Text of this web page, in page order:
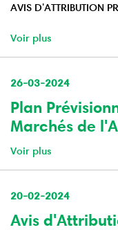
AVIS D'ATTRIBUTION
Voir plus
26-03-2024
Plan
Marchés de
Voir plus
20-02-2024
Avis